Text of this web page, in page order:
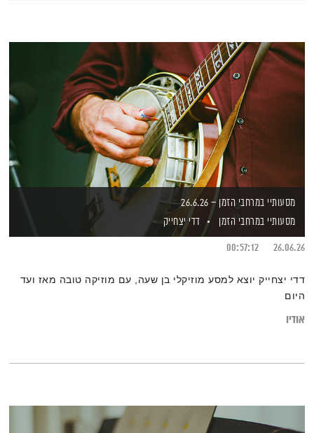
מסעותיי במרחבי הזמן – 26.6.26
מסעותיי במרחבי הזמן
דדי יצחייק
26.06.26
00:57:12
דדי יצחייק יוצא למסע מוזיקלי בן שעה, עם מוזיקה טובה מאז ועד
היום
אודיו